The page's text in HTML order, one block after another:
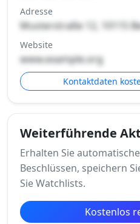
Adresse
Musterstraße 12, 10115
Website
www.example.org
Kontaktdaten
Weiterführende
Erhalten Sie
Beschlüssen, speichern
Sie Watchlists.
Kostenlos